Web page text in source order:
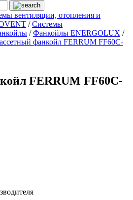
вентиляции, отопления и
/ Системы
/ Фанкойлы ENERGOLUX /
фанкойл FERRUM FF60C-
FERRUM FF60C-